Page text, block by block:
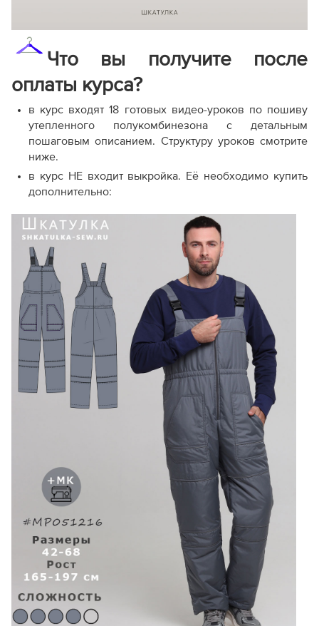
Что вы получите после
оплаты курса?
в курс входят 18 готовых видео-уроков по пошиву
утепленного полукомбинезона с детальным
пошаговым описанием. Структуру уроков смотрите
ниже.
в курс НЕ входит выкройка. Её необходимо купить
дополнительно: